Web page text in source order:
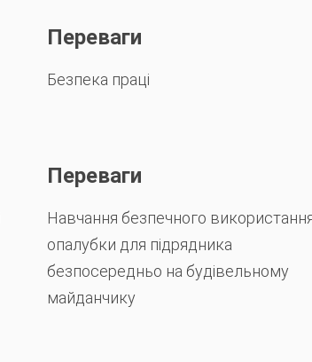
Переваги
Безпека праці
Переваги
Навчання безпечного
опалубки для підрядника
безпосередньо на будівельному
майданчику